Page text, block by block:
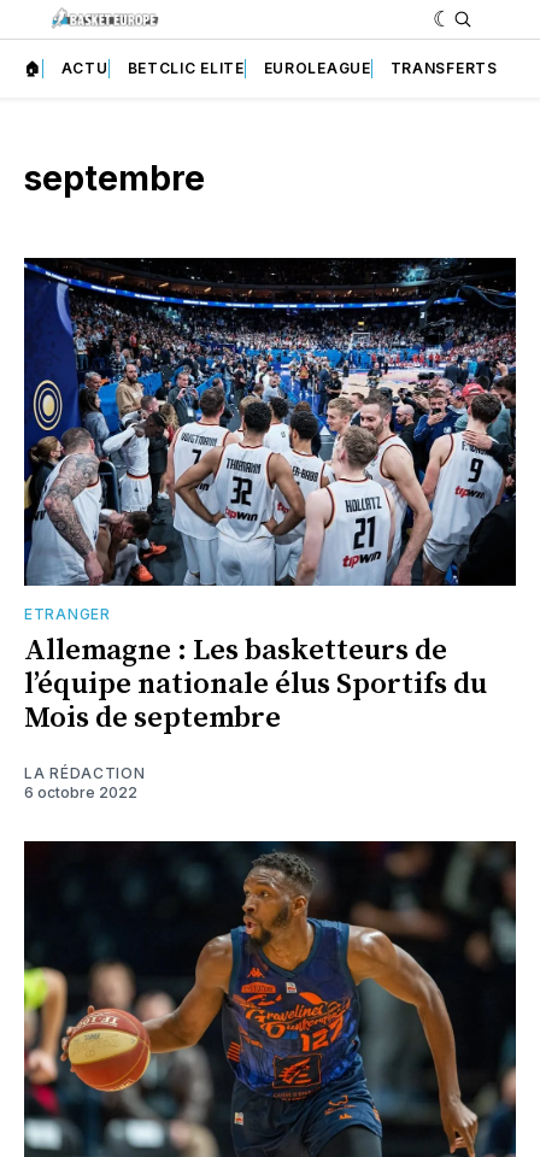
🏠 ACTU BETCLIC ELITE EUROLEAGUE TRANSFERTS
septembre
ETRANGER
Allemagne : Les basketteurs de
l’équipe nationale élus Sportifs du
Mois de septembre
LA RÉDACTION
6 octobre 2022